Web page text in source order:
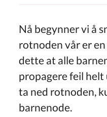
Nå begynner vi å
rotnoden vår er
dette at alle
propagere feil
ta ned rotnoden,
barnenode.